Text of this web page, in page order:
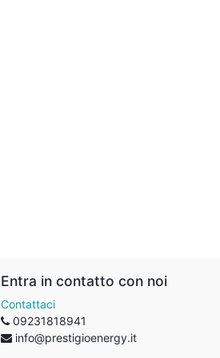
Entra in contatto con noi
Contattaci
09231818941
info@prestigioenergy.it